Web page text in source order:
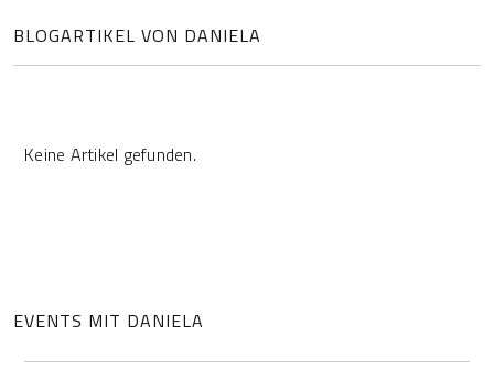
BLOGARTIKEL VON DANIELA
Keine Artikel gefunden.
EVENTS MIT DANIELA